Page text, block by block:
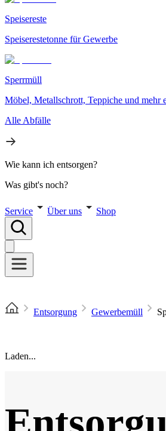
Speisereste
Speiserestetonne für Gewerbe
Sperrmüll
Möbel, Metallschrott, Teppiche und mehr
Alle Abfälle
Wie kann ich entsorgen?
Was gibt's noch?
Service Über uns Shop
Entsorgung Gewerbemüll
Laden...